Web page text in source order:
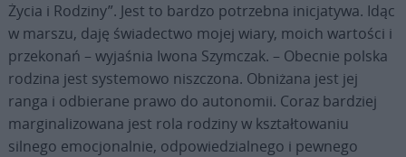
Życia i Rodziny”. Jest to bardzo potrzebna inicjatywa. Idąc
w marszu, daję świadectwo mojej wiary, moich wartości i
przekonań – wyjaśnia Iwona Szymczak. – Obecnie polska
rodzina jest systemowo niszczona. Obniżana jest jej
ranga i odbierane prawo do autonomii. Coraz bardziej
marginalizowana jest rola rodziny w kształtowaniu
silnego emocjonalnie, odpowiedzialnego i pewnego